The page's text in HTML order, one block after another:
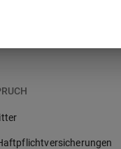
versandt werden
von einem Fahrzeug